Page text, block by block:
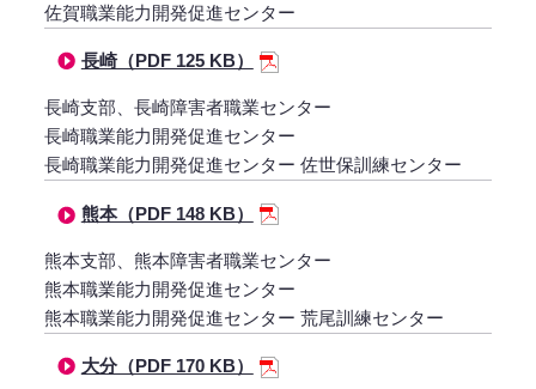
佐賀職業能力開発促進センター
長崎（PDF 125 KB）
長崎支部、長崎障害者職業センター
長崎職業能力開発促進センター
長崎職業能力開発促進センター 佐世保訓練センター
熊本（PDF 148 KB）
熊本支部、熊本障害者職業センター
熊本職業能力開発促進センター
熊本職業能力開発促進センター 荒尾訓練センター
大分（PDF 170 KB）